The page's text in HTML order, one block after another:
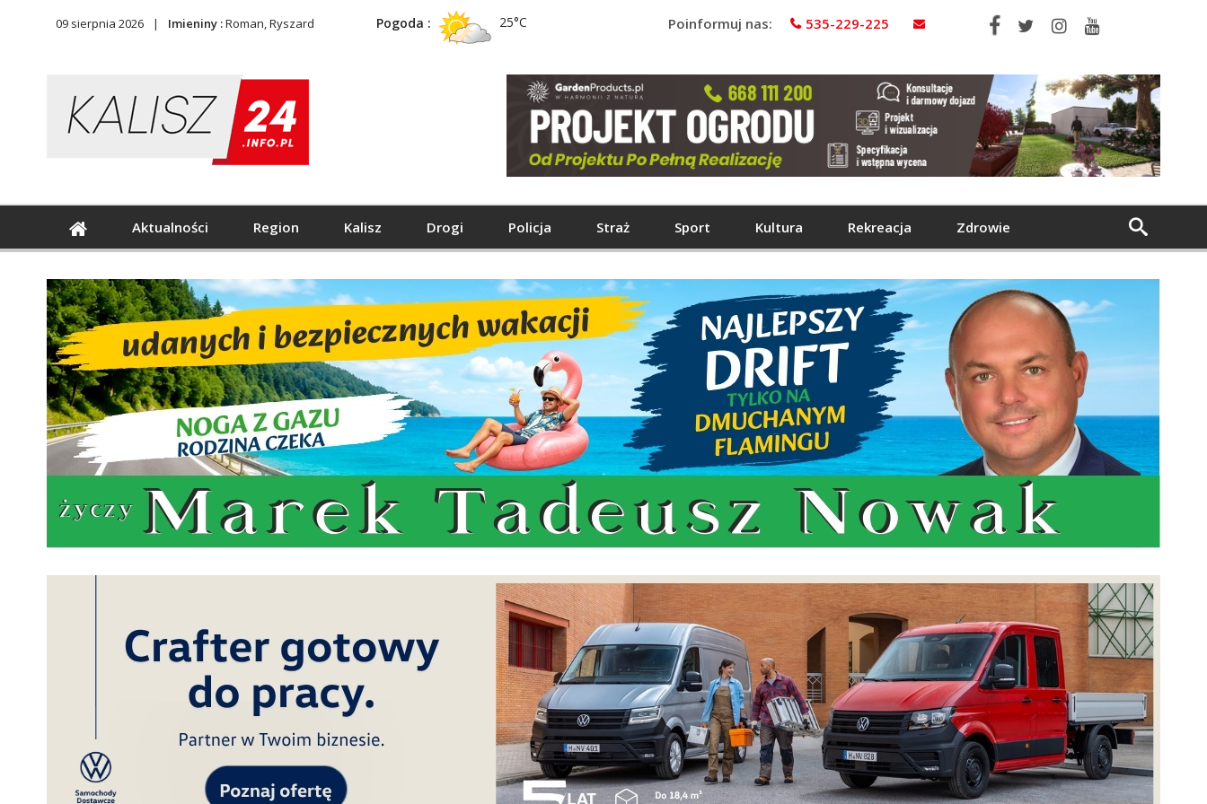
09 sierpnia 2026 Imieniny :Roman, Ryszard Pogoda : 25°C Poinformuj nas: 535-229-225
Aktualności Region Kalisz Drogi Policja Straż Sport Kultura Rekreacja Zdrowie